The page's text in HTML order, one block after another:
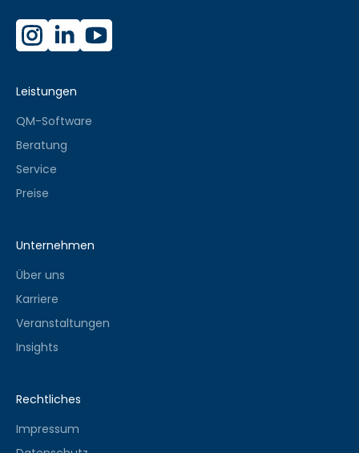
Leistungen
QM-Software
Beratung
Service
Preise
Unternehmen
Über uns
Karriere
Veranstaltungen
Insights
Rechtliches
Impressum